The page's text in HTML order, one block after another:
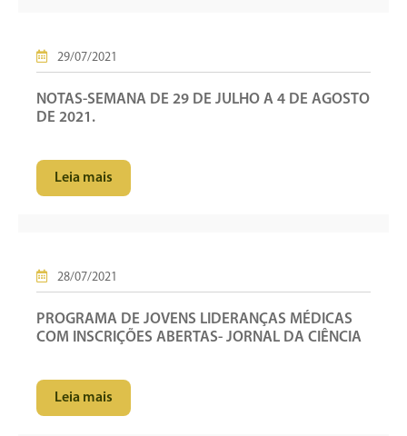
29/07/2021
NOTAS-SEMANA DE 29 DE JULHO A 4 DE AGOSTO
DE 2021.
Leia mais
28/07/2021
PROGRAMA DE JOVENS LIDERANÇAS MÉDICAS
COM INSCRIÇÕES ABERTAS- JORNAL DA CIÊNCIA
Leia mais